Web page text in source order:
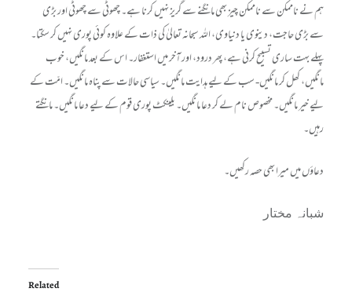
ہم نے ناممکن سے ناممکن چیز بھی مانگنے سے گریز نہیں کرنا ہے۔ چھوٹی سے چھوٹی اور بڑی
سے بڑی حاجت، دینوی یا دنیاوی، اللہ سبحانہ تعالیٰ کی ذات کے علاوہ کوئی پوری نہیں کر سکتا۔
پہلے بہت ساری تسبیح کرنی ہے، پھر درود، اور آخر میں استغفار۔ اس کے بعد مانگیں، خوب
مانگیں، کھل کر مانگیں- سب کے لیے ہدایت مانگیں۔ سیاسی حالات سے پناہ مانگیں۔ امّت کے
لیے خیر مانگیں۔ مخصوص نام لے کر دعا مانگیں۔ بلینکٹ پوری قوم کے لیے دعا مانگیں۔ مانگتے
رہیں۔
دعاؤں میں میرا بھی حصہ رکھیں۔
شبانہ مختار
Related